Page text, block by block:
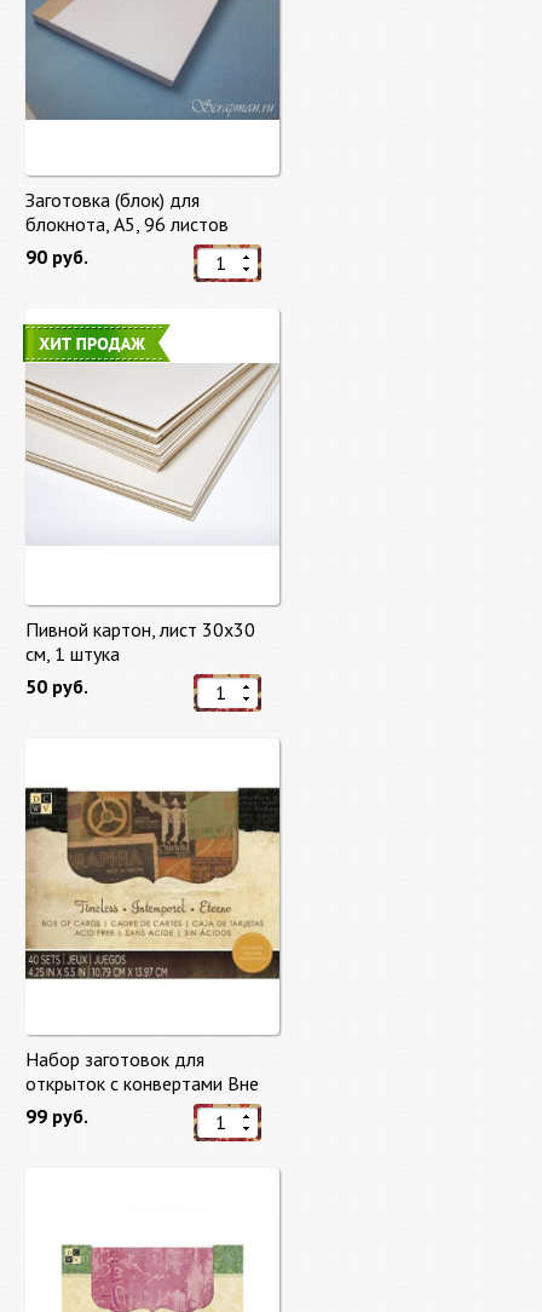
Заготовка (блок) для
блокнота, А5, 96 листов
90 руб.
Пивной картон, лист 30х30
cм, 1 штука
50 руб.
Набор заготовок для
открыток с конвертами Вне
времени (Timeless) от DCWV
99 руб.